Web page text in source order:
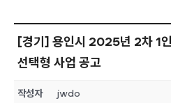
[경기] 용인시 2025년 2차 1
선택형 사업 공고
작성자 jwdo